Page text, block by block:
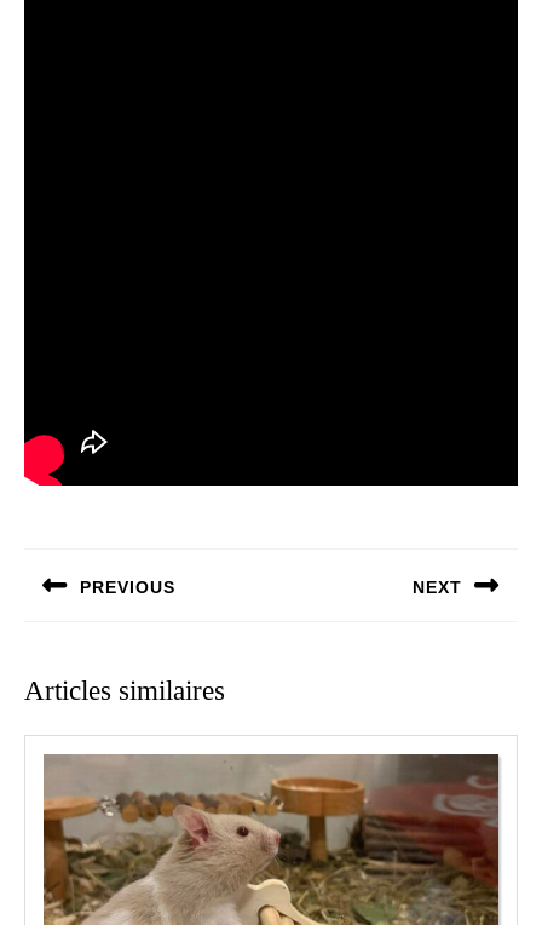
l’articlePREVIOUS NEXT
Articles similaires